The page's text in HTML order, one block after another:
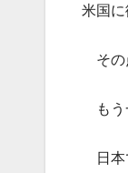
米国に
その
もう
日本